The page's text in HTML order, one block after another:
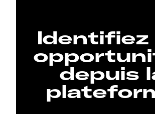
Identifiez
depuis